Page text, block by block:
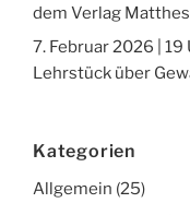
dem Verlag
7. Februar 2026 | 19
Lehrstück über
Kategorien
Allgemein (25)